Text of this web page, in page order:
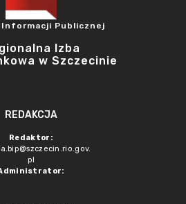
Publicznej
Izba
w Szczecinie
REDAKCJA
Redaktor:
pl